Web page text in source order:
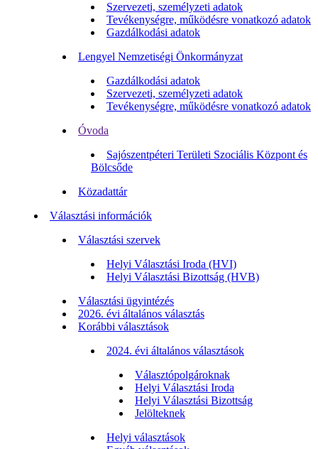
Szervezeti, személyzeti adatok
Tevékenységre, működésre vonatkozó adatok
Gazdálkodási adatok
Lengyel Nemzetiségi Önkormányzat
Gazdálkodási adatok
Szervezeti, személyzeti adatok
Tevékenységre, működésre vonatkozó adatok
Óvoda
Sajószentpéteri Területi Szociális Központ és
Bölcsőde
Közadattár
Választási információk
Választási szervek
Helyi Választási Iroda (HVI)
Helyi Választási Bizottság (HVB)
Választási ügyintézés
2026. évi általános választás
Korábbi választások
2024. évi általános választások
Választópolgároknak
Helyi Választási Iroda
Helyi Választási Bizottság
Jelölteknek
Helyi választások